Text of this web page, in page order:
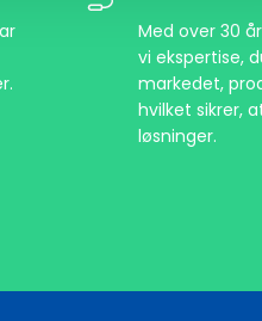
Med over 30
vi ekspertise,
markedet,
hvilket sikrer,
løsninger.